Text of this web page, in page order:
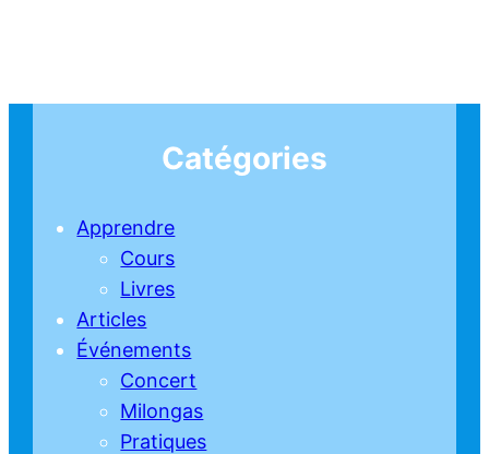
Catégories
Apprendre
Cours
Livres
Articles
Événements
Concert
Milongas
Pratiques